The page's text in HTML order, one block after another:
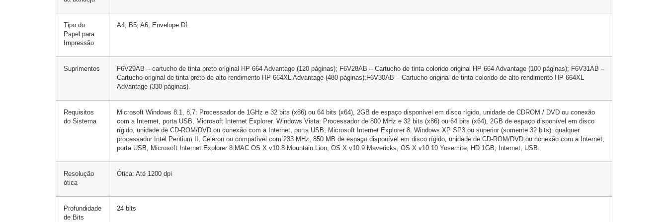
Tipo do
Papel para
Impressão
A4; B5; A6; Envelope DL.
Suprimentos
F6V29AB – cartucho de tinta preto original HP 664 Advantage (120 páginas); F6V28AB – Cartucho de tinta colorido original HP 664 Advantage (100 páginas); F6V31AB –
Cartucho original de tinta preto de alto rendimento HP 664XL Advantage (480 páginas);F6V30AB – Cartucho original de tinta colorido de alto rendimento HP 664XL
Advantage (330 páginas).
Requisitos
do Sistema
Microsoft Windows 8.1, 8,7: Processador de 1GHz e 32 bits (x86) ou 64 bits (x64), 2GB de espaço disponível em disco rígido, unidade de CDROM / DVD ou conexão
com a Internet, porta USB, Microsoft Internet Explorer. Windows Vista: Processador de 800 MHz e 32 bits (x86) ou 64 bits (x64), 2GB de espaço disponível em disco
rígido, unidade de CD-ROM/DVD ou conexão com a Internet, porta USB, Microsoft Internet Explorer 8. Windows XP SP3 ou superior (somente 32 bits): qualquer
processador Intel Pentium II, Celeron ou compatível com 233 MHz, 850 MB de espaço disponível em disco rígido, unidade de CD-ROM/DVD ou conexão com a Internet,
porta USB, Microsoft Internet Explorer 8.MAC OS X v10.8 Mountain Lion, OS X v10.9 Mavericks, OS X v10.10 Yosemite; HD 1GB; Internet; USB.
Resolução
ótica
Ótica: Até 1200 dpi
Profundidade
de Bits
24 bits